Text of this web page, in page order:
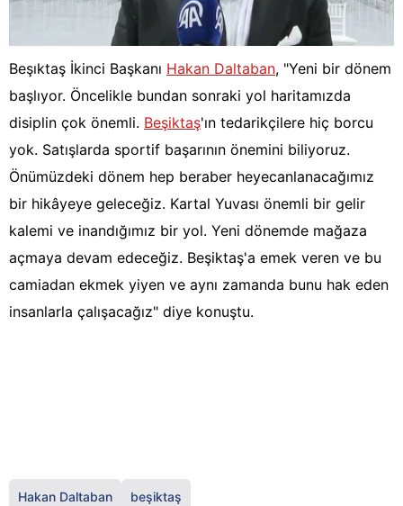
Beşıktaş İkinci Başkanı Hakan Daltaban, "Yeni bir dönem
başlıyor. Öncelikle bundan sonraki yol haritamızda
disiplin çok önemli. Beşiktaş'ın tedarikçilere hiç borcu
yok. Satışlarda sportif başarının önemini biliyoruz.
Önümüzdeki dönem hep beraber heyecanlanacağımız
bir hikâyeye geleceğiz. Kartal Yuvası önemli bir gelir
kalemi ve inandığımız bir yol. Yeni dönemde mağaza
açmaya devam edeceğiz. Beşiktaş'a emek veren ve bu
camiadan ekmek yiyen ve aynı zamanda bunu hak eden
insanlarla çalışacağız" diye konuştu.
Hakan Daltaban beşiktaş